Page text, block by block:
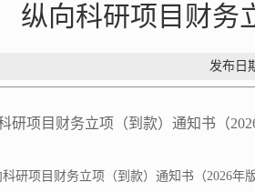
纵向科研项目财务
发布
研项目财务立项（到款）通知书（
研项目财务立项（到款）通知书（2026年